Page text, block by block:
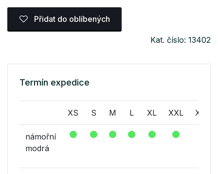
Přidat do oblíbených
Kat. číslo: 13402
Termín expedice
XS S M L XL XXL XXXL
námořní
modrá